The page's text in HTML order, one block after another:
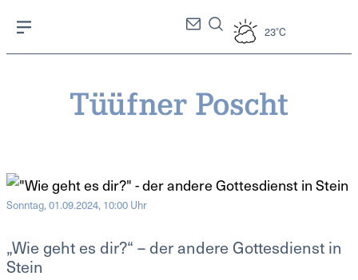
23°C
Sonntag, 01.09.2024, 10:00 Uhr
„Wie geht es dir?“ – der andere Gottesdienst in
Stein